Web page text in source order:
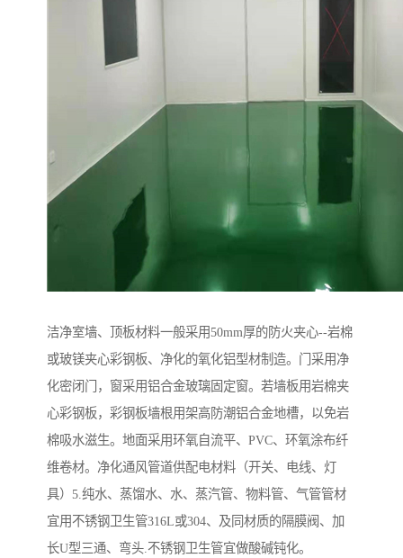
洁净室墙、顶板材料一般采用50mm厚的防火夹心--岩棉
或玻镁夹心彩钢板、净化的氧化铝型材制造。门采用净
化密闭门，窗采用铝合金玻璃固定窗。若墙板用岩棉夹
心彩钢板，彩钢板墙根用架高防潮铝合金地槽，以免岩
棉吸水滋生。地面采用环氧自流平、PVC、环氧涂布纤
维卷材。净化通风管道供配电材料（开关、电线、灯
具）5.纯水、蒸馏水、水、蒸汽管、物料管、气管管材
宜用不锈钢卫生管316L或304、及同材质的隔膜阀、加
长U型三通、弯头.不锈钢卫生管宜做酸碱钝化。